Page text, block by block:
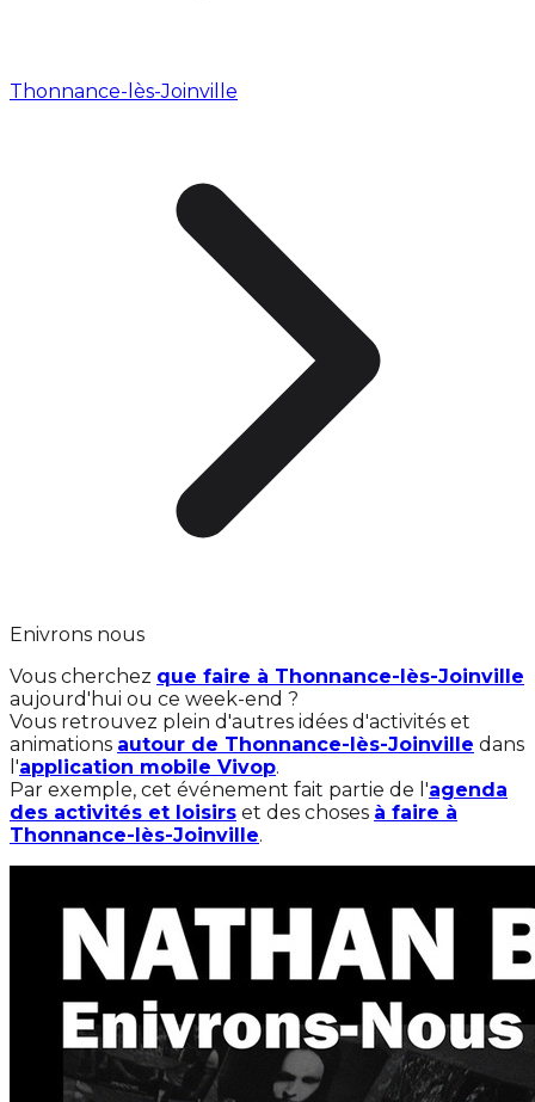
Thonnance-lès-Joinville
Enivrons nous
Vous cherchez que faire à Thonnance-lès-Joinville
aujourd'hui ou ce week-end ?
Vous retrouvez plein d'autres idées d'activités et
animations autour de Thonnance-lès-Joinville dans
l'application mobile Vivop.
Par exemple, cet événement fait partie de l'agenda
des activités et loisirs et des choses à faire à
Thonnance-lès-Joinville.